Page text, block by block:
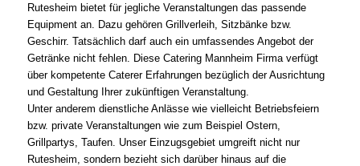
Rutesheim bietet für jegliche Veranstaltungen das passende
Equipment an. Dazu gehören Grillverleih, Sitzbänke bzw.
Geschirr. Tatsächlich darf auch ein umfassendes Angebot der
Getränke nicht fehlen. Diese Catering Mannheim Firma verfügt
über kompetente Caterer Erfahrungen bezüglich der Ausrichtung
und Gestaltung Ihrer zukünftigen Veranstaltung.
Unter anderem dienstliche Anlässe wie vielleicht Betriebsfeiern
bzw. private Veranstaltungen wie zum Beispiel Ostern,
Grillpartys, Taufen. Unser Einzugsgebiet umgreift nicht nur
Rutesheim, sondern bezieht sich darüber hinaus auf die